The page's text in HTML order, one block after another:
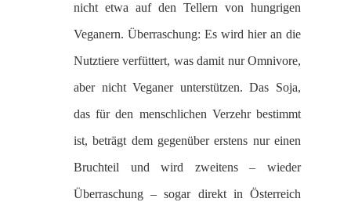
nicht etwa auf den Tellern von hungrigen
Veganern. Überraschung: Es wird hier an die
Nutztiere verfüttert, was damit nur Omnivore,
aber nicht Veganer unterstützen. Das Soja,
das für den menschlichen Verzehr bestimmt
ist, beträgt dem gegenüber erstens nur einen
Bruchteil und wird zweitens – wieder
Überraschung – sogar direkt in Österreich